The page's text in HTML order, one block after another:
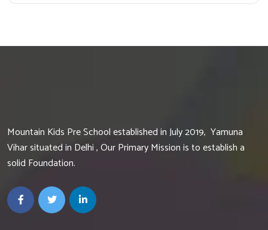
Mountain Kids Pre School established in July 2019, Yamuna
Vihar situated in Delhi , Our Primary Mission is to establish a
solid Foundation.